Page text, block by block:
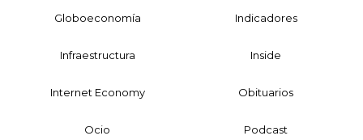
Globoeconomía Indicadores
Infraestructura Inside
Internet Economy Obituarios
Ocio Podcast